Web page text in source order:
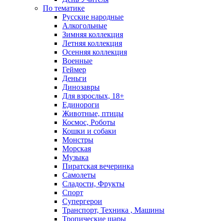
По тематике
Русские народные
Алкогольные
Зимняя коллекция
Летняя коллекция
Осенняя коллекция
Военные
Геймер
Деньги
Динозавры
Для взрослых, 18+
Единороги
Животные, птицы
Космос, Роботы
Кошки и собаки
Монстры
Морская
Музыка
Пиратская вечеринка
Самолеты
Сладости, Фрукты
Спорт
Супергерои
Транспорт, Техника , Машины
Тропические шары